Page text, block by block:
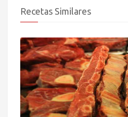
Recetas Similares